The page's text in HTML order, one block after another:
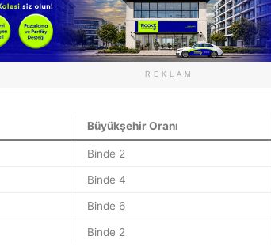
REKLAM
Büyükşehir Oranı
Binde 2
Binde 4
Binde 6
Binde 2